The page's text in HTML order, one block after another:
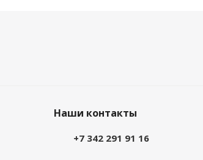
Наши контакты
+7 342 291 91 16